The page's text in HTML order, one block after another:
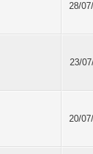
28/
23/
20/